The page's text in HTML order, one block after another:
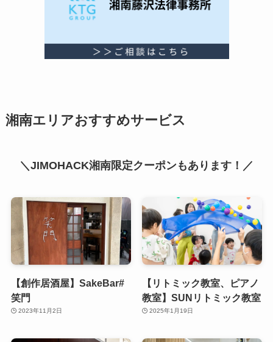
湘南エリアおすすめサービス
＼JIMOHACK湘南限定クーポンもあります！／
【創作居酒屋】SakeBar#
笑門
2023年11月2日
【リトミック教室、ピアノ
教室】SUNリトミック教室
2025年1月19日